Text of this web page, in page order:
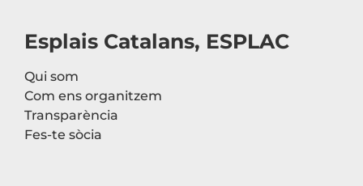
Esplais Catalans, ESPLAC
Qui som
Com ens organitzem
Transparència
Fes-te sòcia